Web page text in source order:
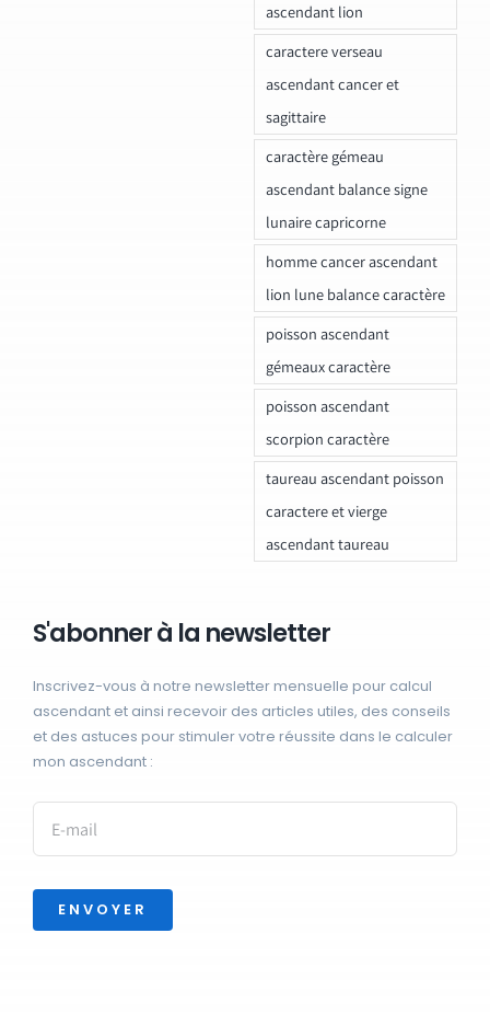
ascendant lion
caractere verseau
ascendant cancer et
sagittaire
caractère gémeau
ascendant balance signe
lunaire capricorne
homme cancer ascendant
lion lune balance caractère
poisson ascendant
gémeaux caractère
poisson ascendant
scorpion caractère
taureau ascendant poisson
caractere et vierge
ascendant taureau
S'abonner à la newsletter
Inscrivez-vous à notre newsletter mensuelle pour calcul
ascendant et ainsi recevoir des articles utiles, des conseils
et des astuces pour stimuler votre réussite dans le calculer
mon ascendant :
ENVOYER